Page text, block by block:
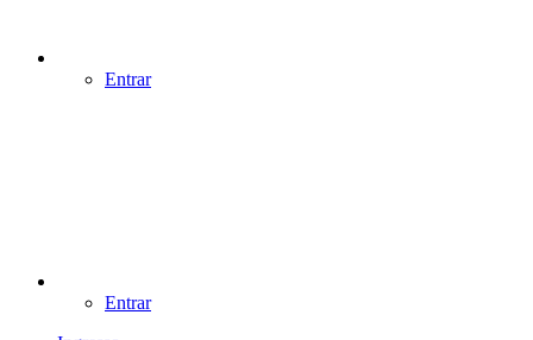
Entrar
Entrar